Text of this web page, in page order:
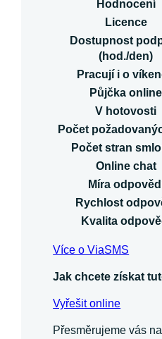
Hodnocení
Licence
Dostupnost
(hod./den)
Pracují i o
Půjčka online
V hotovosti
Počet
Počet stran
Online chat
Míra
Rychlost
Kvalita
Více o ViaSMS
Jak chcete získat
Vyřešit online
Přesměrujeme vás